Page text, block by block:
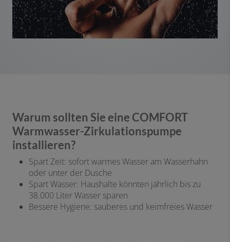
Warum sollten Sie eine COMFORT
Warmwasser-Zirkulationspumpe
installieren?
Spart Zeit: sofort warmes Wasser am Wasserhahn
oder unter der Dusche
Spart Wasser: Haushalte könnten jährlich bis zu
38.000 Liter Wasser sparen
Bessere Hygiene: sauberes und keimfreies Wasser